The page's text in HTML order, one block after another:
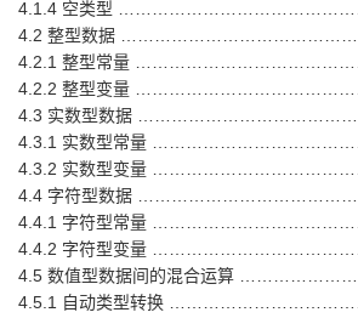
4.1.4 空类型
4.2 整型数据
4.2.1 整型常量
4.2.2 整型变量
4.3 实数型数据
4.3.1 实数型常量
4.3.2 实数型变量
4.4 字符型数据
4.4.1 字符型常量
4.4.2 字符型变量
4.5 数值型数据间的混合运算
4.5.1 自动类型转换